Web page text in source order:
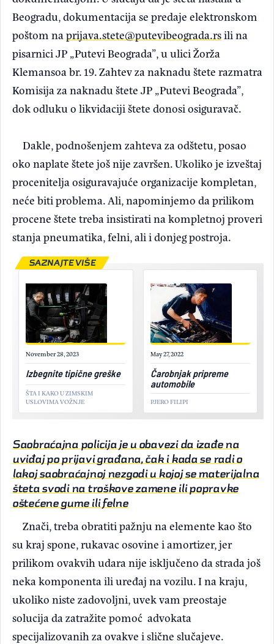
Beogradu, dokumentacija se predaje elektronskom
poštom na prijava.stete@putevibeograda.rsili na
pisarnici JP „Putevi Beograda”, u ulici Žorža
Klemansoa br. 19. Zahtev za naknadu štete razmatra
Komisija za naknadu štete JP „Putevi Beograda”,
dok odluku o likvidaciji štete donosi osiguravač.
Dakle, podnošenjem zahteva za odštetu, posao
oko naplate štete još nije završen. Ukoliko je izveštaj
procenitelja osiguravajuće organizacije kompletan,
neće biti problema. Ali, napominjemo da prilikom
procene štete treba insistirati na kompletnoj proveri
stanja pneumatika, felni, ali i donjeg postroja.
November 28, 2023
Izbegnite tipične greške
ŠTA I KAKO U ZIMSKIM
USLOVIMA VOŽNJE
May 27, 2022
Čarobnjak pripreme
automobile
PJERO FILIPI
SAZNAJTE VIŠE
Saobraćajna policija je u obavezi da izađe na
uviđaj po prijavi građana, čak i kada se radi o
lakoj saobraćajnoj nezgodi u kojoj se materijalna
šteta svodi na troškove zamene ili popravke
oštećene gume ili felne
Znači, treba obratiti pažnju na elemente kao što
su kraj spone, rukavac osovine i amortizer, jer
prilikom ovakvih udara nije isključeno da strada još
neka komponenta ili uređaj na vozilu. I na kraju,
ukoliko niste zadovoljni, uvek vam preostaje
solucija da zatražite pomoć advokata
specijalizovanih za ovakve i slične slučajeve.